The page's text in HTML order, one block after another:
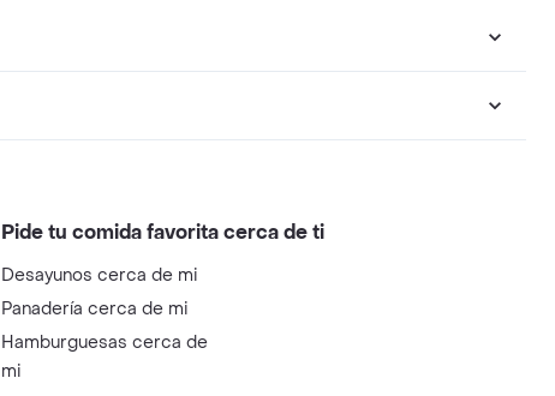
Pide tu comida favorita cerca de ti
Desayunos cerca de mi
Panadería cerca de mi
Hamburguesas cerca de
mi